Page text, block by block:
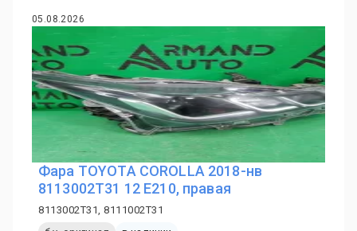
05.08.2026
Фара TOYOTA COROLLA 2018-нв
8113002T31 12 E210, правая
8113002T31, 8111002T31